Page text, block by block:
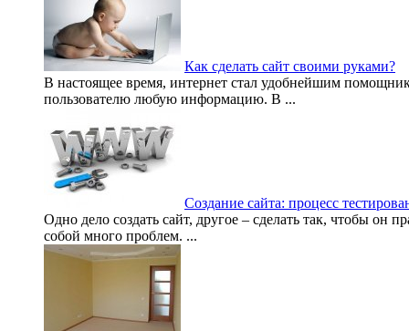
Как сделать сайт своими руками?
В настоящее время, интернет стал удобнейшим
пользователю любую информацию. В ...
Создание сайта: процесс
Одно дело создать сайт, другое – сделать так, чтобы он
собой много проблем. ...